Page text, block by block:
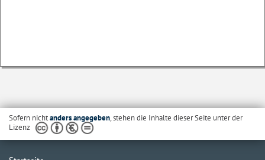
Sofern nichtanders angegeben, stehen die Inhalte dieser Seite unter der
Lizenz